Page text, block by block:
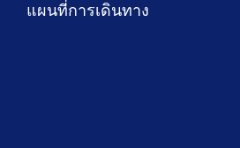
แผนที่การเดินทาง